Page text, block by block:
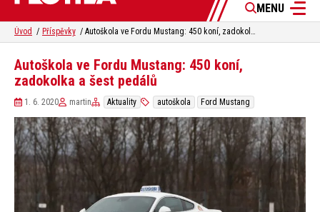
MENU
Úvod Příspěvky Autoškola ve Fordu Mustang: 450 koní, zadokolka a šest pedálů
Autoškola ve Fordu Mustang: 450 koní,
zadokolka a šest pedálů
1. 6. 2020 martin Aktuality autoškola Ford Mustang